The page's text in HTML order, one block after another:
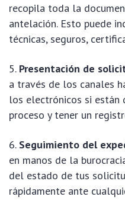
recopila toda la
antelación. Esto puede
técnicas, seguros,
Presentación de
a través de los canales
los electrónicos si están
proceso y tener un
Seguimiento del
en manos de la
del estado de tus
rápidamente ante